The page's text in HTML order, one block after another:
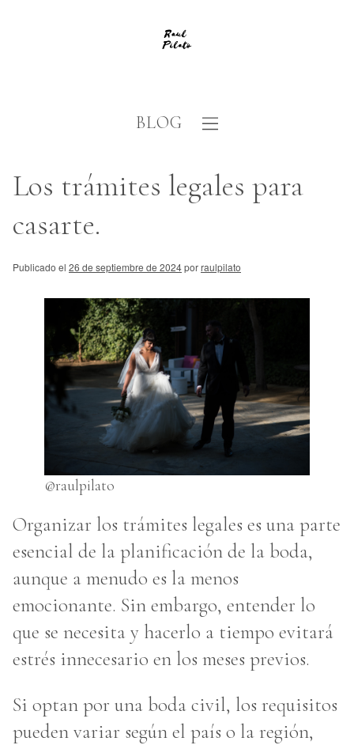
BLOG
Los trámites legales para
casarte.
Publicado el 26 de septiembre de 2024porraulpilato
@raulpilato
Organizar los trámites legales es una parte
esencial de la planificación de la boda,
aunque a menudo es la menos
emocionante. Sin embargo, entender lo
que se necesita y hacerlo a tiempo evitará
estrés innecesario en los meses previos.
Si optan por una boda civil, los requisitos
pueden variar según el país o la región,